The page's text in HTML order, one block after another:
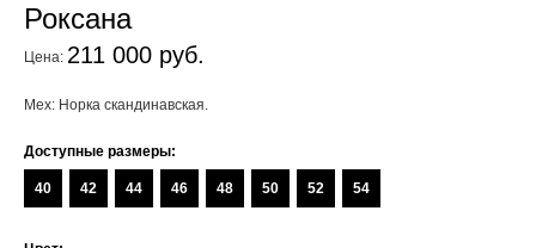
Роксана
Цена: 211 000 руб.
Мех: Норка скандинавская.
Доступные размеры:
40 42 44 46 48 50 52 54